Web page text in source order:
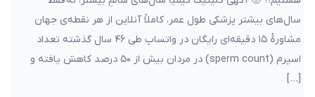
سال‌های بیشتر پزشکی طول عمر، کاملاً آنلاین از هر نقطه‌ی جهان
مشاورهٔ ۱۵ دقیقه‌ای رایگان در واتساپ طی ۴۶ سال گذشته تعداد
اسپرم (sperm count) در مردان بیش از ۵۰ درصد کاهش یافته و
[…]